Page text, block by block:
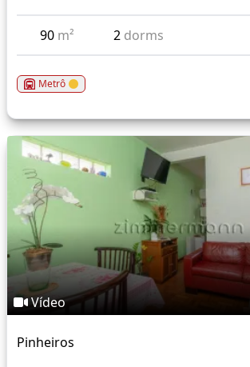
90 m² 2 dorms
Metrô
Vídeo
Pinheiros